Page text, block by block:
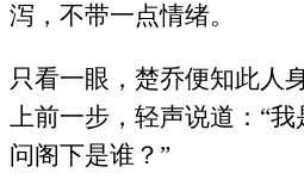
泻，不带一点情绪。
只看一眼，楚乔便知此人
上前一步，轻声说道：“
问阁下是谁？”